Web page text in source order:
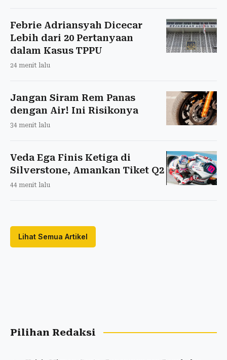
Febrie Adriansyah Dicecar
Lebih dari 20 Pertanyaan
dalam Kasus TPPU
24 menit lalu
Jangan Siram Rem Panas
dengan Air! Ini Risikonya
34 menit lalu
Veda Ega Finis Ketiga di
Silverstone, Amankan Tiket Q2
44 menit lalu
Lihat Semua Artikel
Pilihan Redaksi